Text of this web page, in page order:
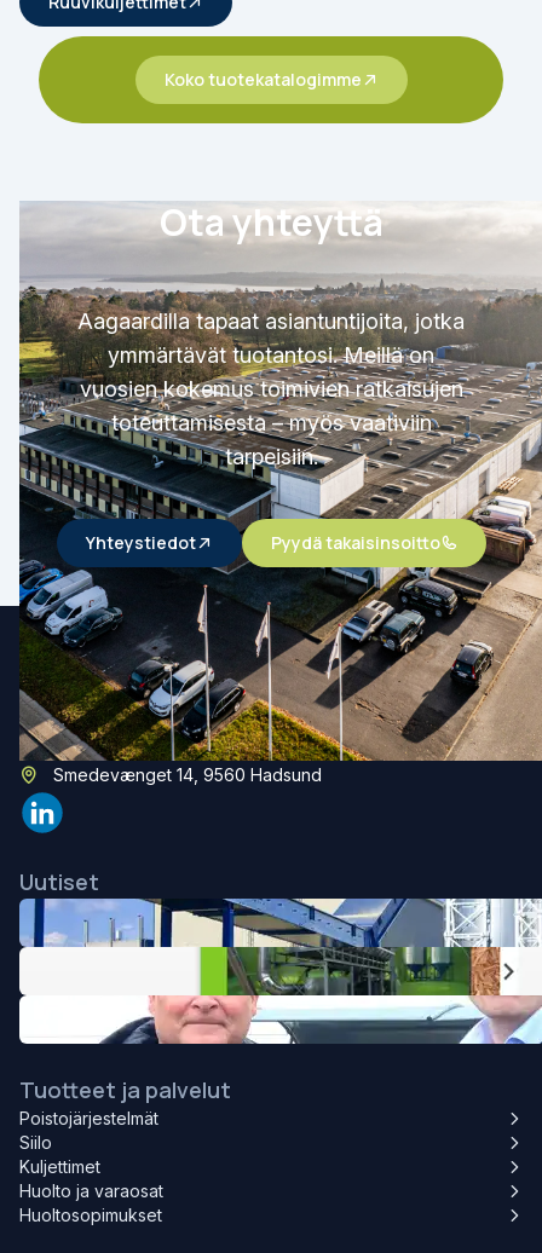
Koko tuotekatalogimme
Ota yhteyttä
Aagaardilla tapaat asiantuntijoita, jotka
ymmärtävät tuotantosi. Meillä on
vuosien kokemus toimivien ratkaisujen
toteuttamisesta – myös vaativiin
tarpeisiin.
Yhteystiedot Pyydä takaisinsoitto
Aagaard A/S
(+45) 96 53 12 00
mail@aagaard-systems.dk
Smedevænget 14, 9560 Hadsund
Uutiset
Tuotteet ja palvelut
Poistojärjestelmät
Siilo
Kuljettimet
Huolto ja varaosat
Huoltosopimukset